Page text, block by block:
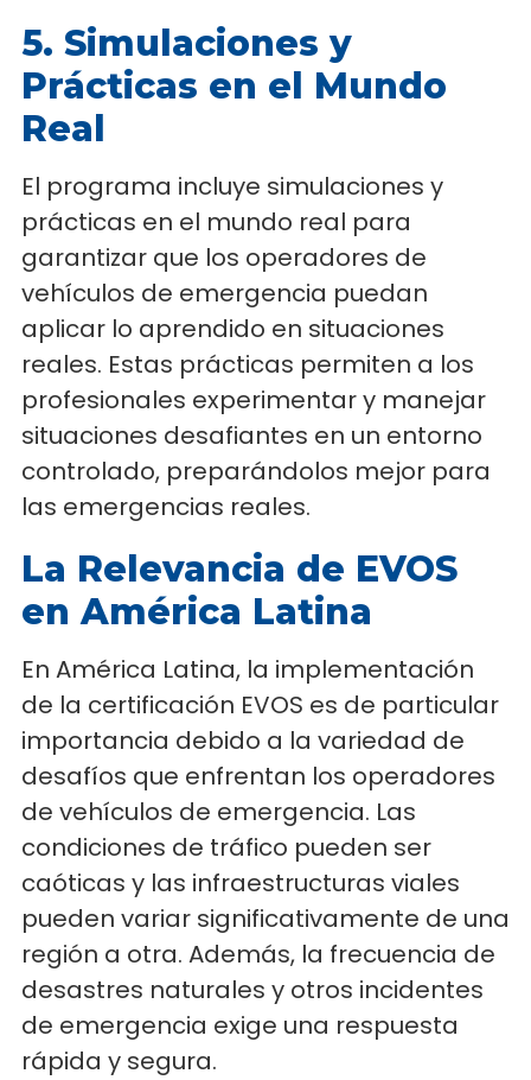
5. Simulaciones y
Prácticas en el Mundo
Real
El programa incluye simulaciones y
prácticas en el mundo real para
garantizar que los operadores de
vehículos de emergencia puedan
aplicar lo aprendido en situaciones
reales. Estas prácticas permiten a los
profesionales experimentar y manejar
situaciones desafiantes en un entorno
controlado, preparándolos mejor para
las emergencias reales.
La Relevancia de EVOS
en América Latina
En América Latina, la implementación
de la certificación EVOS es de particular
importancia debido a la variedad de
desafíos que enfrentan los operadores
de vehículos de emergencia. Las
condiciones de tráfico pueden ser
caóticas y las infraestructuras viales
pueden variar significativamente de una
región a otra. Además, la frecuencia de
desastres naturales y otros incidentes
de emergencia exige una respuesta
rápida y segura.